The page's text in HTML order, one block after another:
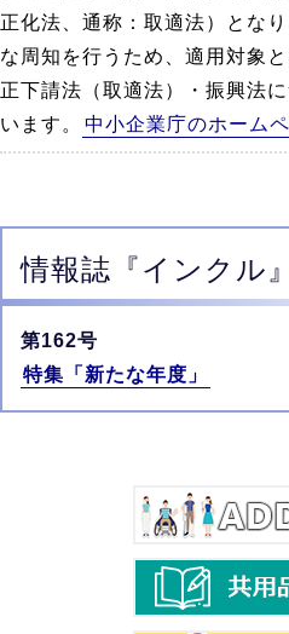
正化法、通称：取適法）とな
な周知を行うため、適用対象
正下請法（取適法）・振興法
います。
中小企業庁のホーム
情報誌 『インクル』
第162号
特集「新たな年度」